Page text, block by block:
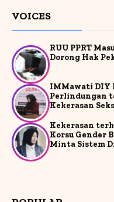
VOICES
RUU PPRT
Dorong Hak
IMMawati DIY
Perlindungan
Kekerasan
Kekerasan
Korsu Gender
Minta Sistem